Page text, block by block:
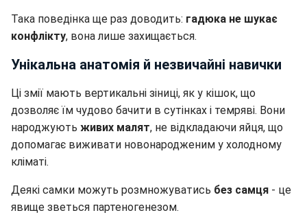
Така поведінка ще раз доводить: гадюка не шукає
конфлікту, вона лише захищається.
Унікальна анатомія й незвичайні навички
Ці змії мають вертикальні зіниці, як у кішок, що
дозволяє їм чудово бачити в сутінках і темряві. Вони
народжують живих малят, не відкладаючи яйця, що
допомагає виживати новонародженим у холодному
кліматі.
Деякі самки можуть розмножуватись без самця - це
явище зветься партеногенезом.